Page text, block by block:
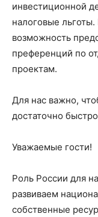
инвестиционной
налоговые
возможность
преференций по
проектам.
Для нас важно,
достаточно
Уважаемые гости!
Роль России для
развиваем
собственные